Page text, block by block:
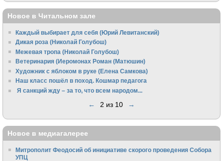
Новое в Читальном зале
Каждый выбирает для себя (Юрий Левитанский)
Дикая роза (Николай Голубош)
Межевая тропа (Николай Голубош)
Ветеринария (Иеромонах Роман (Матюшин)
Художник с яблоком в руке (Елена Самкова)
Наш класс пошёл в поход. Кошмар педагога
Я санкций жду – за то, что всем народом...
← 2 из 10 →
Новое в медиагалерее
Митрополит Феодосий об инициативе скорого проведения Собора
УПЦ